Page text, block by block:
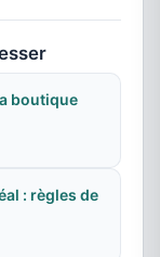
boutique
: règles de